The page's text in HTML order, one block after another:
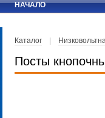
НАЧАЛО
Каталог
Посты